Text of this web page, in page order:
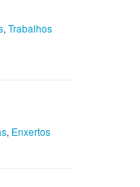
, Trabalhos
, Enxertos